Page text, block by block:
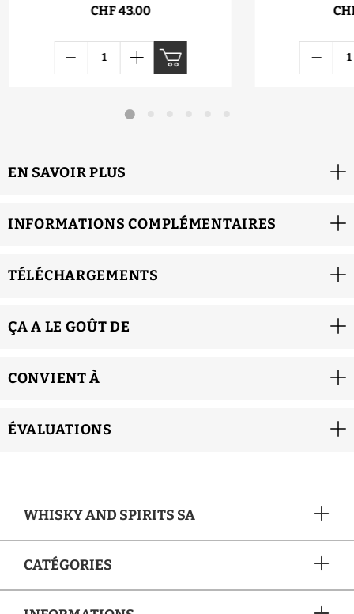
CHF 43.00
EN SAVOIR PLUS
INFORMATIONS COMPLÉMENTAIRES
TÉLÉCHARGEMENTS
ÇA A LE GOÛT DE
CONVIENT À
ÉVALUATIONS
WHISKY AND SPIRITS SA
CATÉGORIES